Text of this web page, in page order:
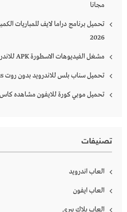
مجانا
تحميل برنامج دراما لايف للمباريات
2026
مشغل الفيديوهات الاسطورة APK للاندرويد 2026 مجانا
تحميل سناب بلس للاندرويد بدون روت Snapchat Plus‏ عربي 2026
تحميل موبي كورة للايفون مشاهده كاس العالم
تصنيفات
العاب اندرويد
العاب ايفون
العاب بلاك بيري